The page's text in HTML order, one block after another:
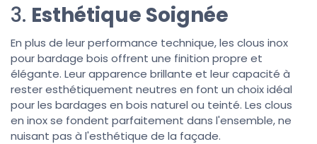
3. Esthétique Soignée
En plus de leur performance technique, les clous inox
pour bardage bois offrent une finition propre et
élégante. Leur apparence brillante et leur capacité à
rester esthétiquement neutres en font un choix idéal
pour les bardages en bois naturel ou teinté. Les clous
en inox se fondent parfaitement dans l'ensemble, ne
nuisant pas à l'esthétique de la façade.